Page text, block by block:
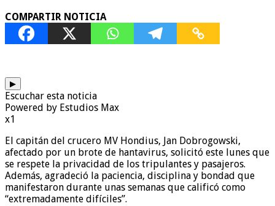
COMPARTIR NOTICIA
▶
Escuchar esta noticia
Powered by Estudios Max
x1
El capitán del crucero MV Hondius, Jan Dobrogowski,
afectado por un brote de hantavirus, solicitó este lunes que
se respete la privacidad de los tripulantes y pasajeros.
Además, agradeció la paciencia, disciplina y bondad que
manifestaron durante unas semanas que calificó como
“extremadamente difíciles”.